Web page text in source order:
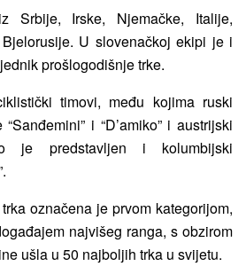
Srbije, Irske, Njemačke, Italije,
U slovenačkoj ekipi je i
prošlogodišnje trke.
timovi, među kojima ruski
i “D’amiko” i austrijski
je predstavljen i kolumbijski
označena je prvom kategorijom,
najvišeg ranga, s obzirom
ušla u 50 najboljih trka u svijetu.